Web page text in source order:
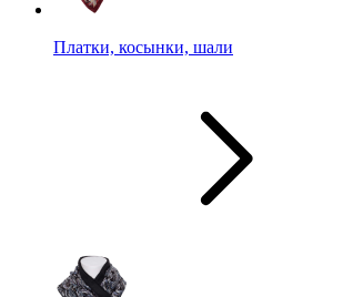
Платки, косынки, шали